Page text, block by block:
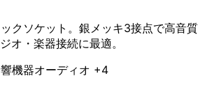
クソケット。銀メッキ3接点で高音質
オ・楽器接続に最適。
機器オーディオ +4